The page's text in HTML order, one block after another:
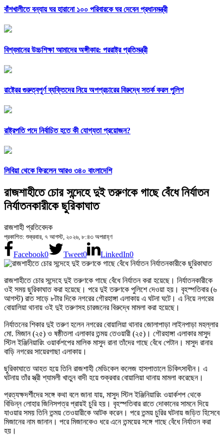
বাঁশখালীতে বন্যায় ঘর হারানো ১০০ পরিবারকে ঘর দেবেন প্রধানমন্ত্রী
বিশ্বমানের উচ্চশিক্ষা আমাদের অঙ্গীকার: পররাষ্ট্র প্রতিমন্ত্রী
রাষ্ট্রের গুরুত্বপূর্ণ ব্যক্তিদের নিয়ে অপপ্রচারের বিরুদ্ধে সতর্ক করল পুলিশ
রাষ্ট্রপতি পদে নির্বাচিত হতে কী যোগ্যতা প্রয়োজন?
লিবিয়া থেকে ফিরলেন আরও ৩৪০ বাংলাদেশি
রাজশাহীতে চোর সন্দেহে দুই তরুণকে গাছে বেঁধে নির্যাতন
নির্যাতনকারীকে ছুরিকাঘাত
রাজশাহী প্রতিবেদক
প্রকাশিত: শুক্রবার, ৭ আগস্ট, ২০২৬, ৮:৪৩ অপরাহ্ণ
Facebook0 Tweet0 LinkedIn0
রাজশাহীতে চোর সন্দেহে দুই তরুণকে গাছে বেঁধে নির্যাতন করা হয়েছে। নির্যাতনকারীকে
ওই সময় ছুরিকাঘাত করা হয়েছে। পরে দুই তরুণকে পুলিশে দেওয়া হয়। বৃহস্পতিবার (৬
আগস্ট) রাত সাড়ে ৮টার দিকে নগরের গৌরহাঙ্গা এলাকায় এ ঘটনা ঘটে। এ নিয়ে নগরের
বোয়ালিয়া থানায় ওই দুই তরুণসহ চারজনের বিরুদ্ধে মামলা করা হয়েছে।
নির্যাতনের শিকার দুই তরুণ হলেন নগরের বোয়ালিয়া থানার জোলাপাড়া লাইনপাড়া মহল্লার
মো. মিজান (২৫) ও ষষ্ঠীতলা এলাকার তন্ময় তেওয়ারী (২৫)। গৌরহাঙ্গা এলাকার মাসুদ
স্টিল ইঞ্জিনিয়ারিং ওয়ার্কশপের মালিক মাসুদ রানা তাঁদের গাছে বেঁধে পেটান। মাসুদ রানার
বাড়ি নগরের সায়েরগাছা এলাকায়।
ছুরিকাঘাতে আহত হয়ে তিনি রাজশাহী মেডিকেল কলেজ হাসপাতালে চিকিৎসাধীন। এ
ঘটনায় তাঁর স্ত্রী শ্যামলী খাতুন বাদী হয়ে শুক্রবার বোয়ালিয়া থানায় মামলা করেছেন।
প্রত্যক্ষদর্শীদের সঙ্গে কথা বলে জানা যায়, মাসুদ স্টিল ইঞ্জিনিয়ারিং ওয়ার্কশপ থেকে
বিভিন্ন লোহার জিনিসপত্র প্রায়ই চুরি হয়। বৃহস্পতিবার রাতে দোকানের সামনে দিয়ে
যাওয়ার সময় তিনি তন্ময় তেওয়ারীকে আটক করেন। পরে তন্ময় চুরির ঘটনায় জড়িত হিসেবে
মিজানের নাম জানান। পরে মিজানকেও ধরে এনে তন্ময়ের সঙ্গে গাছে বেঁধে নির্যাতন করা
হয়।